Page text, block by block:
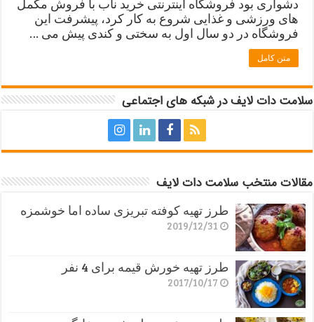
دشواری بود فروشگاه اینترنتی خرید ناب با فروش مکمل
های ورزشی و غذایی شروع به کار کرد، پیشرفت این
فروشگاه در دو سال اول به سختی و کندی پیش می …
متن کامل
سلامت دات لایف در شبکه های اجتماعی
مقالات منتخب سلامت دات لایف
طرز تهیه کوفته تبریزی ساده اما خوشمزه
2019/12/31
طرز تهیه خورش قیمه برای 4 نفر
2017/10/17